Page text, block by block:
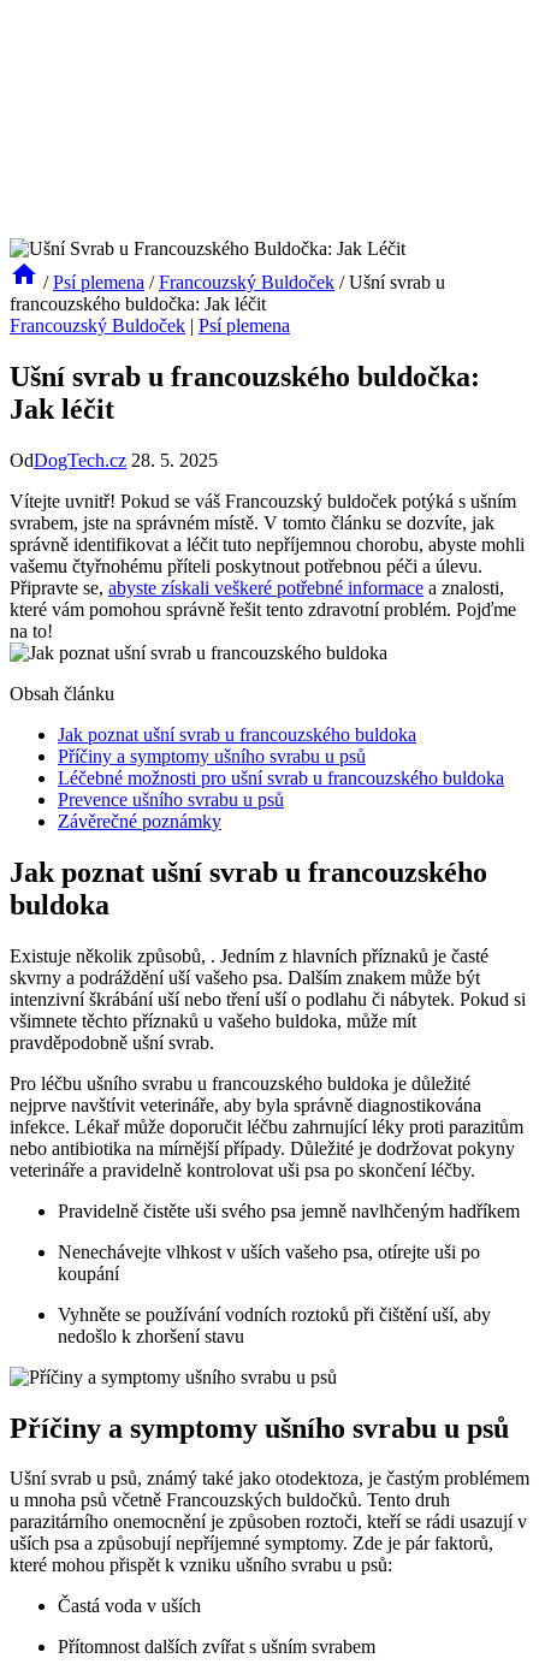
/ Psí plemena / Francouzský Buldoček / Ušní svrab u
francouzského buldočka: Jak léčit
Francouzský Buldoček | Psí plemena
Ušní svrab u francouzského buldočka:
Jak léčit
OdDogTech.cz 28. 5. 2025
Vítejte​ uvnitř! Pokud se váš Francouzský buldoček potýká⁢ s ušním ​
svrabem, jste⁣ na správném místě. V tomto článku se‍ dozvíte, jak
správně⁤ identifikovat a léčit​ tuto nepříjemnou chorobu, abyste mohli
vašemu ⁢čtyřnohému příteli⁣ poskytnout potřebnou péči a úlevu.
Připravte se, abyste získali veškeré potřebné informace a znalosti,
které vám pomohou správně⁣ řešit tento ‍zdravotní problém. Pojďme
‌na ⁢to!
Obsah článku
Jak poznat ušní ​svrab u francouzského buldoka
Příčiny a symptomy⁤ ušního svrabu‌ u psů
Léčebné možnosti ‌pro ušní ‌svrab u​ francouzského buldoka
Prevence⁢ ušního⁤ svrabu u psů
Závěrečné poznámky
Jak poznat ušní ​svrab u francouzského
buldoka
Existuje několik způsobů,‍ . Jedním ​z hlavních příznaků je časté
skvrny a podráždění uší vašeho ⁣psa.‌ Dalším znakem může být
intenzivní škrábání uší nebo tření‍ uší o podlahu či ⁣nábytek.‍ Pokud si​
všimnete těchto příznaků u vašeho buldoka, ⁢může mít
pravděpodobně ušní svrab.
Pro léčbu ušního svrabu u francouzského ‍buldoka je důležité
nejprve navštívit veterináře, aby byla správně diagnostikována
infekce. Lékař⁢ může doporučit léčbu zahrnující léky proti‌ parazitům
nebo antibiotika na ‌mírnější případy. Důležité ‌je dodržovat pokyny
veterináře a pravidelně ​kontrolovat uši psa ​po skončení léčby.
Pravidelně ⁣čistěte uši ‍svého psa​ jemně​ navlhčeným hadříkem
Nenechávejte ‌vlhkost ‌v uších⁤ vašeho​ psa,⁤ otírejte‌ uši⁤ po
koupání
Vyhněte‌ se používání⁣ vodních roztoků při čištění uší, aby
nedošlo k zhoršení stavu
Příčiny a symptomy⁤ ušního svrabu‌ u psů
Ušní svrab u psů, známý také jako otodektoza, je častým problémem
u mnoha psů včetně Francouzských buldočků. Tento druh
parazitárního onemocnění‌ je ‍způsoben roztoči, kteří se rádi usazují v
uších psa a ⁢způsobují nepříjemné symptomy. ‌Zde je⁢ pár faktorů,
které mohou⁣ přispět k vzniku ušního svrabu u psů:
Častá voda v uších
Přítomnost ⁣dalších ‍zvířat s ušním svrabem